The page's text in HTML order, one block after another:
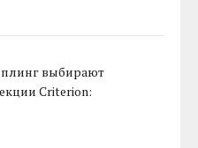
выбирают
Criterion: